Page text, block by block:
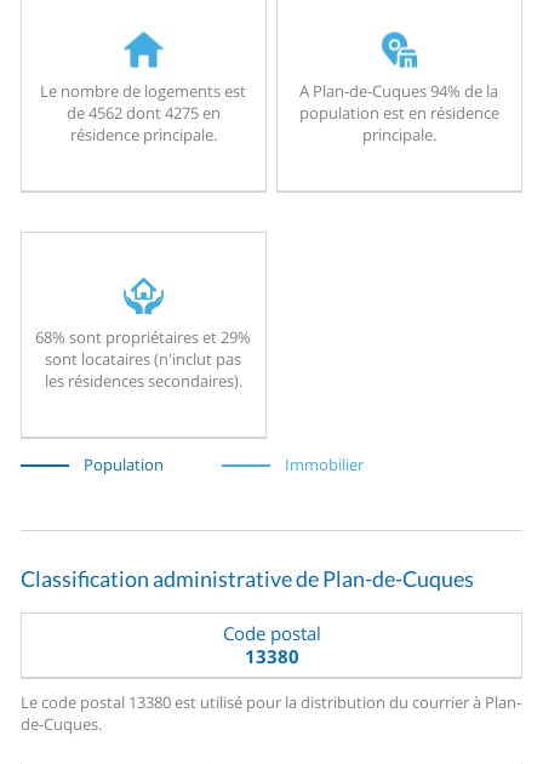
Le nombre de logements est
de 4562 dont 4275 en
résidence principale.
A Plan-de-Cuques 94% de la
population est en résidence
principale.
68% sont propriétaires et 29%
sont locataires (n'inclut pas
les résidences secondaires).
Population Immobilier
Classification administrative de Plan-de-Cuques
Code postal
13380
Le code postal 13380 est utilisé pour la distribution du courrier à Plan-
de-Cuques.